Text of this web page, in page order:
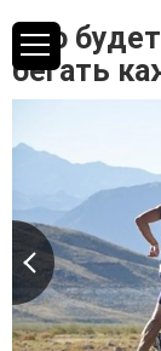
Что
бегать